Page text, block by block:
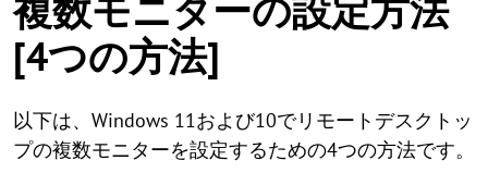
複数モニターの設定方法
[4つの方法]
以下は、Windows 11および10でリモートデスクトッ
プの複数モニターを設定するための4つの方法です。